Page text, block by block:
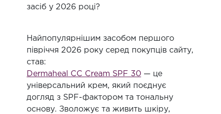
засіб у 2026 році?
Найпопулярнішим засобом першого
півріччя 2026 року серед покупців сайту,
став:
Dermaheal CC Cream SPF 30 — це
універсальний крем, який поєднує
догляд з SPF-фактором та тональну
основу. Зволожує та живить шкіру,